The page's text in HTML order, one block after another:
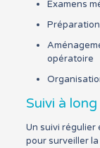
Examens
opératoire
Suivi à
Un suivi
pour surveiller